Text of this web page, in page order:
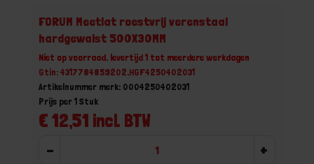
FORUM Meetlat roestvrij verenstaal
hardgewalst 500X30MM
Niet op voorraad, levertijd 1 tot meerdere werkdagen
Gtin: 4317784859202,HGF4250402031
Artikelnummer merk: 0004250402031
€ 12,51 incl. BTW
Prijs per 1 Stuk
- +